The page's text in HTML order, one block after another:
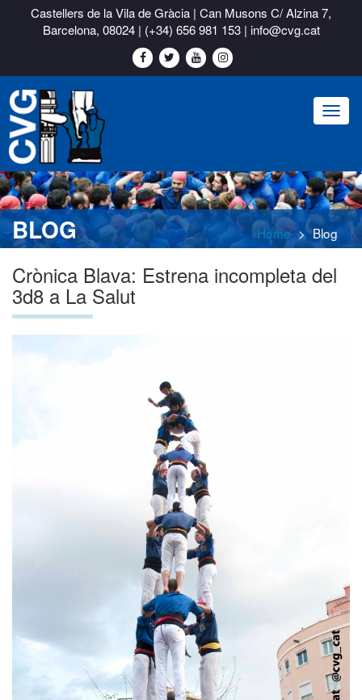
Castellers de la Vila de Gràcia | Can Musons C/ Alzina 7,
Barcelona, 08024 | (+34) 656 981 153| info@cvg.cat
BLOG Home Blog
Crònica Blava: Estrena incompleta del
3d8 a La Salut